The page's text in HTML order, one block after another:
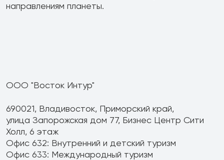
направлениям планеты.
ООО "Восток Интур"
690021, Владивосток, Приморский край,
улица Запорожская дом 77, Бизнес Центр Сити
Холл, 6 этаж
Офис 632: Внутренний и детский туризм
Офис 633: Международный туризм